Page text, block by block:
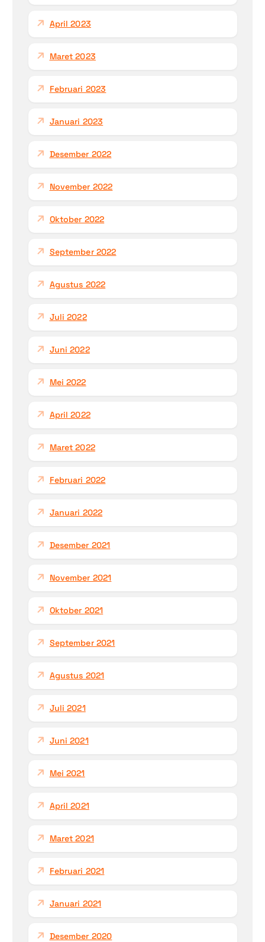
April 2023
Maret 2023
Februari 2023
Januari 2023
Desember 2022
November 2022
Oktober 2022
September 2022
Agustus 2022
Juli 2022
Juni 2022
Mei 2022
April 2022
Maret 2022
Februari 2022
Januari 2022
Desember 2021
November 2021
Oktober 2021
September 2021
Agustus 2021
Juli 2021
Juni 2021
Mei 2021
April 2021
Maret 2021
Februari 2021
Januari 2021
Desember 2020